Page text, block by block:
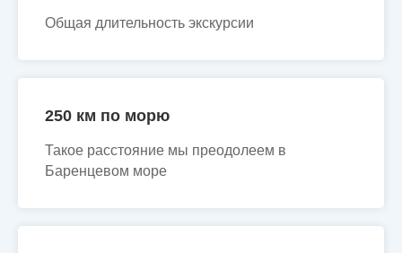
Общая длительность экскурсии
250 км по морю
Такое расстояние мы преодолеем в
Баренцевом море